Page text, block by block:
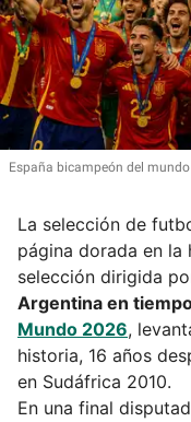
España bicampeón del mundo
La selección de
página dorada en
selección dirigida
Argentina en
Mundo 2026,
historia, 16 años
en Sudáfrica 2010.
En una final